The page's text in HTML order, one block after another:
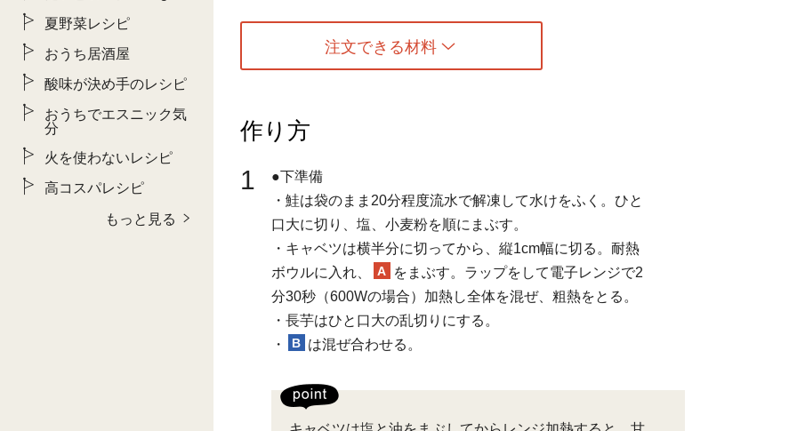
注文できる材料
作り方
1
●下準備
・鮭は袋のまま20分程度流水で解凍して水けをふく。ひと
口大に切り、塩、小麦粉を順にまぶす。
・キャベツは横半分に切ってから、縦1cm幅に切る。耐熱
ボウルに入れ、
A
をまぶす。ラップをして電子レンジで2
分30秒（600Wの場合）加熱し全体を混ぜ、粗熱をとる。
・長芋はひと口大の乱切りにする。
・
B は混ぜ合わせる。
夏野菜レシピ
おうち居酒屋
酸味が決め手のレシピ
おうちでエスニック気
分
火を使わないレシピ
高コスパレシピ
もっと見る